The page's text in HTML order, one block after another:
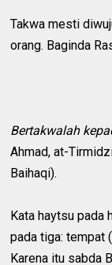
Takwa mesti
orang. Baginda
Bertakwalah
Ahmad, at-
Baihaqi).
Kata haytsu pada
pada tiga: tempat
Karena itu sabda